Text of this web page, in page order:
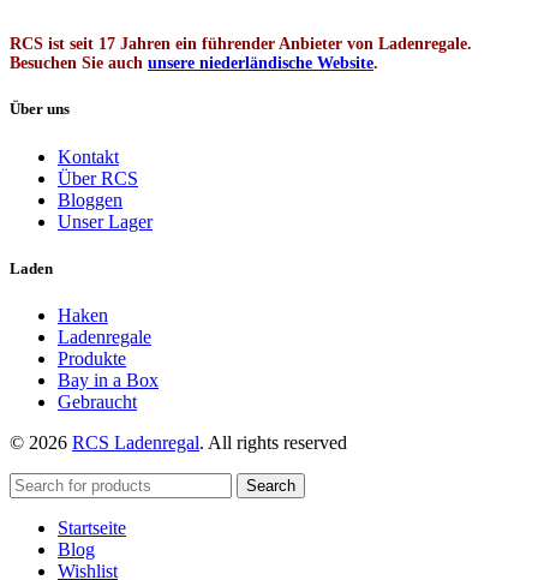
RCS ist seit 17 Jahren ein führender Anbieter von Ladenregale.
Besuchen Sie auch unsere niederländische Website.
Über uns
Kontakt
Über RCS
Bloggen
Unser Lager
Laden
Haken
Ladenregale
Produkte
Bay in a Box
Gebraucht
© 2026 RCS Ladenregal. All rights reserved
Search
Startseite
Blog
Wishlist